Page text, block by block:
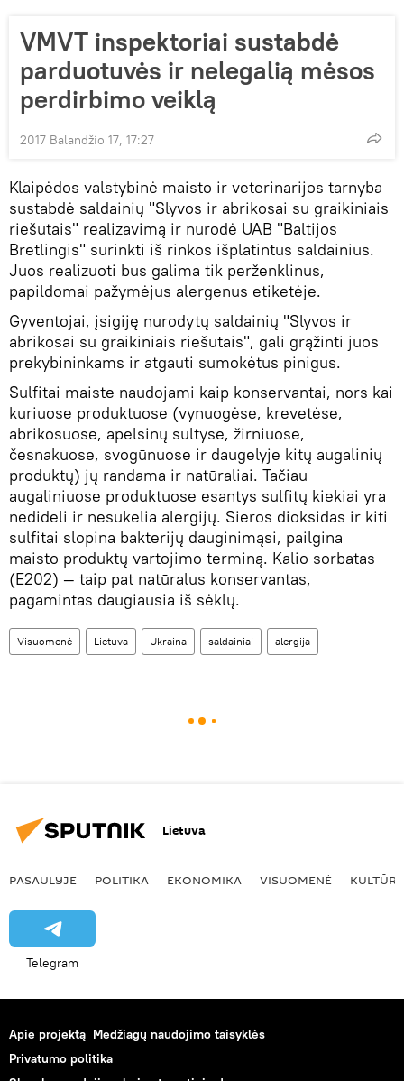
VMVT inspektoriai sustabdė
parduotuvės ir nelegalią mėsos
perdirbimo veiklą
2017 Balandžio 17, 17:27
Klaipėdos valstybinė maisto ir veterinarijos tarnyba
sustabdė saldainių "Slyvos ir abrikosai su graikiniais
riešutais" realizavimą ir nurodė UAB "Baltijos
Bretlingis" surinkti iš rinkos išplatintus saldainius.
Juos realizuoti bus galima tik perženklinus,
papildomai pažymėjus alergenus etiketėje.
Gyventojai, įsigiję nurodytų saldainių "Slyvos ir
abrikosai su graikiniais riešutais", gali grąžinti juos
prekybininkams ir atgauti sumokėtus pinigus.
Sulfitai maiste naudojami kaip konservantai, nors kai
kuriuose produktuose (vynuogėse, krevetėse,
abrikosuose, apelsinų sultyse, žirniuose,
česnakuose, svogūnuose ir daugelyje kitų augalinių
produktų) jų randama ir natūraliai. Tačiau
augaliniuose produktuose esantys sulfitų kiekiai yra
nedideli ir nesukelia alergijų. Sieros dioksidas ir kiti
sulfitai slopina bakterijų dauginimąsi, pailgina
maisto produktų vartojimo terminą. Kalio sorbatas
(E202) — taip pat natūralus konservantas,
pagamintas daugiausia iš sėklų.
Visuomenė Lietuva Ukraina saldainiai alergija
Lietuva
PASAULYJE POLITIKA EKONOMIKA VISUOMENĖ KULTŪRA
Telegram
Apie projektą Medžiagų naudojimo taisyklės
Privatumo politika